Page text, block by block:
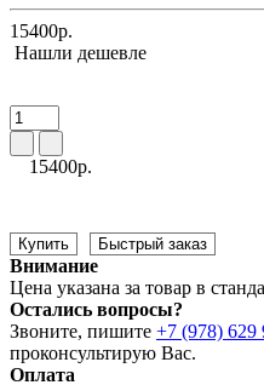
15400р.
Нашли дешевле
15400р.
Купить Быстрый заказ
Внимание
Цена указана за товар в
Остались вопросы?
Звоните, пишите +7 (978) 629
проконсультирую Вас.
Оплата